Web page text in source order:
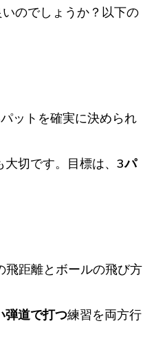
のでしょうか？以下の
ットを確実に決められ
切です。目標は、 3パ
飛距離とボールの飛び方
弾道で打つ練習を両方行